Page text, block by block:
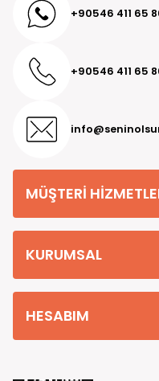
+90546 411 65
+90546 411 65
MÜŞTERİ
KURUMSAL
HESABIM